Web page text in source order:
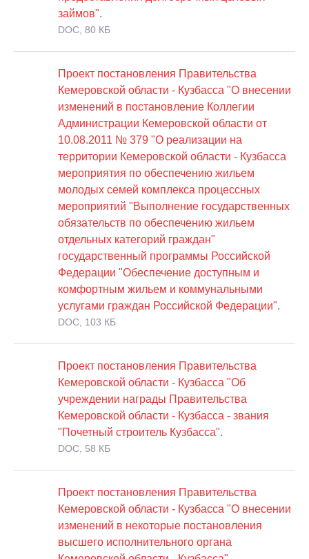
займов".
DOC, 80 КБ
Проект постановления Правительства
Кемеровской области - Кузбасса "О внесении
изменений в постановление Коллегии
Администрации Кемеровской области от
10.08.2011 № 379 "О реализации на
территории Кемеровской области - Кузбасса
мероприятия по обеспечению жильем
молодых семей комплекса процессных
мероприятий "Выполнение государственных
обязательств по обеспечению жильем
отдельных категорий граждан"
государственный программы Российской
Федерации "Обеспечение доступным и
комфортным жильем и коммунальными
услугами граждан Российской Федерации".
DOC, 103 КБ
Проект постановления Правительства
Кемеровской области - Кузбасса "Об
учреждении награды Правительства
Кемеровской области - Кузбасса - звания
"Почетный строитель Кузбасса".
DOC, 58 КБ
Проект постановления Правительства
Кемеровской области - Кузбасса "О внесении
изменений в некоторые постановления
высшего исполнительного органа